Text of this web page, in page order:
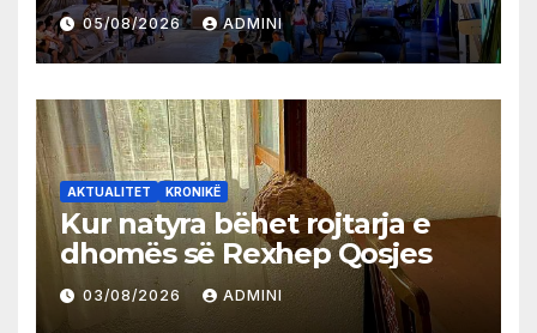
05/08/2026 ADMINI
AKTUALITET KRONIKË
Kur natyra bëhet rojtarja e
dhomës së Rexhep Qosjes
03/08/2026 ADMINI